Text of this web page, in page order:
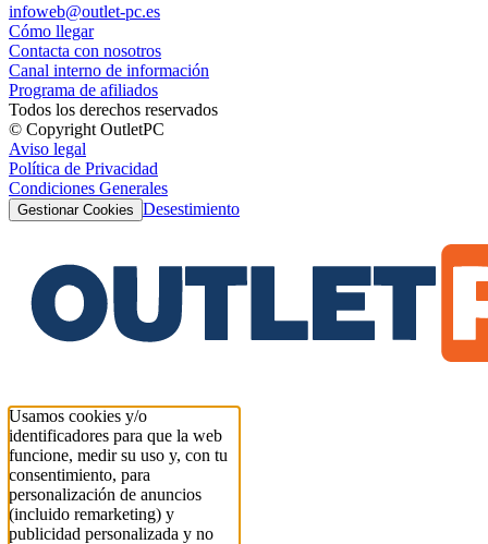
infoweb@outlet-pc.es
Cómo llegar
Contacta con nosotros
Canal interno de información
Programa de afiliados
Todos los derechos reservados
© Copyright OutletPC
Aviso legal
Política de Privacidad
Condiciones Generales
Gestionar Cookies Desestimiento
Usamos cookies y/o
identificadores para que la web
funcione, medir su uso y, con tu
consentimiento, para
personalización de anuncios
(incluido remarketing) y
publicidad personalizada y no